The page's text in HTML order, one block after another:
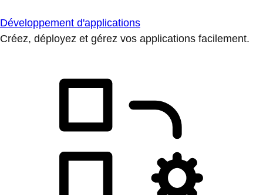
Développement d'applications
Créez, déployez et gérez vos applications facilement.